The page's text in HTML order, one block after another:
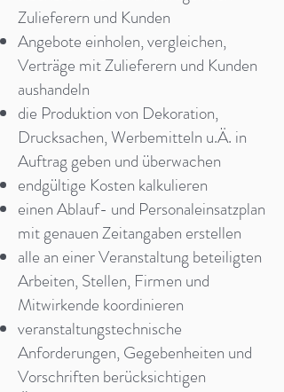
Zulieferern und Kunden
Angebote einholen, vergleichen,
Verträge mit Zulieferern und Kunden
aushandeln
die Produktion von Dekoration,
Drucksachen, Werbemitteln u.Ä. in
Auftrag geben und überwachen
endgültige Kosten kalkulieren
einen Ablauf- und Personaleinsatzplan
mit genauen Zeitangaben erstellen
alle an einer Veranstaltung beteiligten
Arbeiten, Stellen, Firmen und
Mitwirkende koordinieren
veranstaltungstechnische
Anforderungen, Gegebenheiten und
Vorschriften berücksichtigen